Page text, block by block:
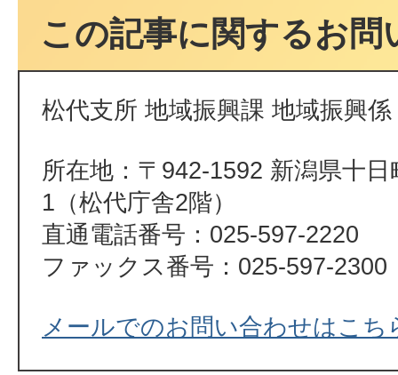
この記事に関するお問
松代支所 地域振興課 地域振興係
所在地：〒942-1592 新潟県十
1（松代庁舎2階）
直通電話番号：025-597-2220
ファックス番号：025-597-2300
メールでのお問い合わせはこち